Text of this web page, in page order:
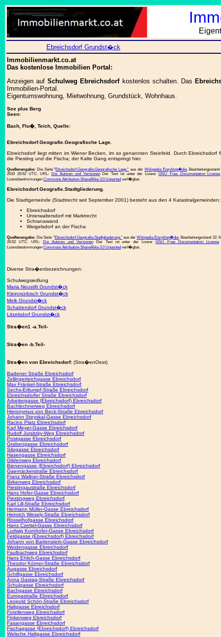
Ebreichsdorf Grundst�ck
Immobilienmarkt.co.at
Das kostenlose Immobilien Portal:
Anzeigen aufSchulweg Ebreichsdorfkostenlos schalten. Das
Immobilien-Portal.
Eigentumswohnung, Mietwohnung, Grundstück, Wohnhaus.
See plus Berg
Seen:
Bach, Flu�, Teich, Quelle:
Ebreichsdorf.Geografie.Geografische Lage.
Ebreichsdorf liegt mitten im Wiener Becken, im so genannten Steinfeld. Durch Ebreichsdorf
die Piesting und die Fischa; der Kalte Gang entspringt hier.
Quellenangabe: Die Seite "Ebreichsdorf.Geografie.Geografische Lage." aus der Wikipedia Enzyklop�die.
2010 20:52 UTC. URL: Die Autoren und VersionenDer Text ist unter der LizenzGNU Free Documentation License
Lizenzbestimmungen Commons Attribution-ShareAlike 3.0 Unported verf�gbar.
Ebreichsdorf.Geografie.Stadtgliederung.
Die Stadtgemeinde (Stadtrecht seit September 2001) besteht aus den 4 Katastralgemeinden:
Ebreichsdorf
Unterwaltersdorf mit Marktrecht
Schranawand
Weigelsdorf an der Fischa
Quellenangabe: Die Seite "Ebreichsdorf.Geografie.Stadtgliederung."aus derWikipedia Enzyklop�die. Bearbeitungsstand 22.
20:52 UTC. URL:
Die Autoren und VersionenDer Text ist unter der LizenzGNU Free Documentation License
Lizenzbestimmungen Commons Attribution-ShareAlike 3.0 Unported verf�gbar.
Diverse Stra�enbezeichnungen:
Schulwegsiedlung
Maria Neustift Grundst�ck
Kleinmürbisch Grundst�ck
Melk Grundst�ck
Schattendorf Grundst�ck
Litzelsdorf Grundst�ck
Stra�en1 -a.Teil-
Stra�en -b.Teil-
Stra�en von Ebreichsdorf: (Stra�enOest)
Badener Straße Ebreichsdorf
Zellingerteichgasse Ebreichsdorf
Max Fränkel-Straße Ebreichsdorf
Sechs-Erltumpf-Straße Ebreichsdorf
Ebreichsdorfer Straße Ebreichsdorf
Arbeitergasse (Ebreichsdorf) Ebreichsdorf
Bachlechnerweg Ebreichsdorf
Hieronymus von Beck-Straße Ebreichsdorf
Johann Steyskal-Gasse Ebreichsdorf
Racino Platz Ebreichsdorf
Karl Meyer-Gasse Ebreichsdorf
Rudolf Jursitzky-Weg Ebreichsdorf
Postgasse Ebreichsdorf
Grabengasse Ebreichsdorf
Silogasse Ebreichsdorf
Hasengasse Ebreichsdorf
Gildenweg Ebreichsdorf
Bienengasse (Ebreichsdorf) Ebreichsdorf
Gaernäckerstraße Ebreichsdorf
Franz Wallner-Straße Ebreichsdorf
Birkenweg Ebreichsdorf
Piestingaustraße Ebreichsdorf
Hans Hofer-Gasse Ebreichsdorf
Piestingweg Ebreichsdorf
Karl Lill-Straße Ebreichsdorf
Hermann Müller-Gasse Ebreichsdorf
Heinrich Wesely-Straße Ebreichsdorf
Rösselhofgasse Ebreichsdorf
Hans Czettel-Gasse Ebreichsdorf
Ludwig Kornhofer-Gasse Ebreichsdorf
Feldgasse (Ebreichsdorf) Ebreichsdorf
Johann von Bartenstein-Gasse Ebreichsdorf
Weidengasse Ebreichsdorf
Faulbachweg Ebreichsdorf
Hans Ehlich-Gasse Ebreichsdorf
Theodor Körner-Straße Ebreichsdorf
Augasse Ebreichsdorf
Schilfgasse Ebreichsdorf
Anna Gastag-Straße Ebreichsdorf
Schulgasse Ebreichsdorf
Bachgasse Ebreichsdorf
Europastraße Ebreichsdorf
Leopold Schön-Straße Ebreichsdorf
Haltgasse Ebreichsdorf
Forellenweg Ebreichsdorf
Finkenweg Ebreichsdorf
Fasangasse Ebreichsdorf
Fischagasse (Ebreichsdorf) Ebreichsdorf
Welsche Haltgasse Ebreichsdorf